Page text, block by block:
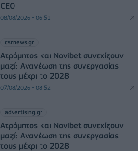
CEO
08/08/2026 - 06:51
csrnews.gr
Ατρόμητος και Novibet συνεχίζουν
μαζί: Ανανέωση της συνεργασίας
τους μέχρι το 2028
07/08/2026 - 08:52
advertising.gr
Ατρόμητος και Novibet συνεχίζουν
μαζί: Ανανέωση της συνεργασίας
τους μέχρι το 2028